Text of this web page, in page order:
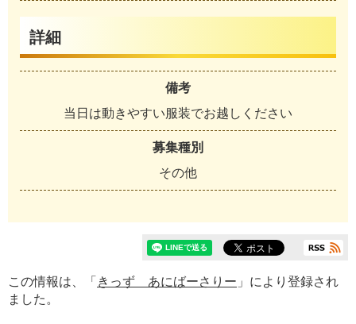
詳細
備考
当日は動きやすい服装でお越しください
募集種別
その他
この情報は、「 きっず あにばーさりー 」により登録され
ました。